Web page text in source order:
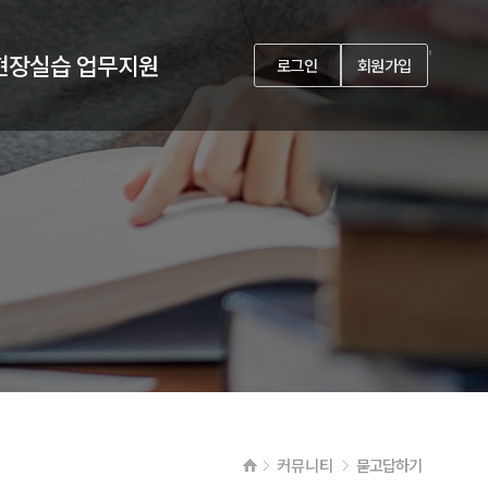
로그인 '
회원가입
장실습 업무지원
커뮤니티 묻고답하기